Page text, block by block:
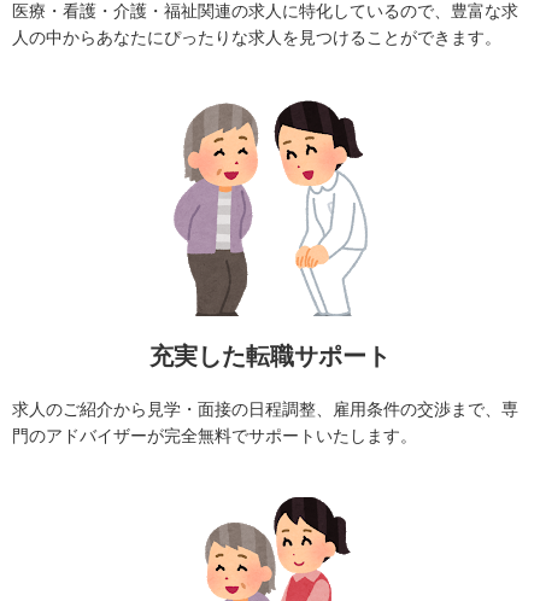
医療・看護・介護・福祉関連の求人に特化しているので、豊富な求
人の中からあなたにぴったりな求人を見つけることができます。
充実した転職サポート
求人のご紹介から見学・面接の日程調整、雇用条件の交渉まで、専
門のアドバイザーが完全無料でサポートいたします。